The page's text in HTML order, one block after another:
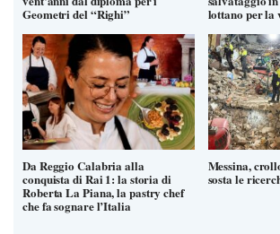
Geometri del “Righi” lottano per la
Da Reggio Calabria alla
conquista di Rai 1: la storia di
Roberta La Piana, la pastry chef
che fa sognare l’Italia
Messina,
sosta le